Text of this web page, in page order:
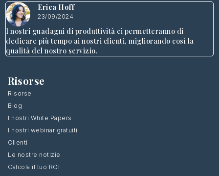
Erica Hoff
23/09/2024
I nostri guadagni di produttività ci permetteranno di
dedicare più tempo ai nostri clienti, migliorando così la
qualità del nostro servizio.
Risorse
Risorse
Blog
I nostri White Papers
I nostri webinar gratuiti
Clienti
Le nostre notizie
Calcola il tuo ROI